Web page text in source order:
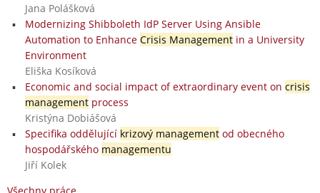
Jana Polášková
Modernizing Shibboleth IdP Server Using Ansible
Automation to Enhance Crisis Managementin a University
Environment
Eliška Kosíková
Economic and social impact of extraordinary event on crisis
managementprocess
Kristýna Dobiášová
Specifika oddělující krizový managementod obecného
hospodářského managementu
Jiří Kolek
Všechny práce